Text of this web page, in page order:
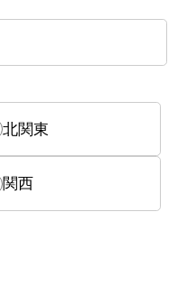
北関東
関西